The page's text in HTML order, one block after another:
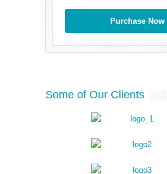
Purchase Now
Some of Our Clients